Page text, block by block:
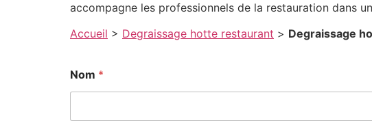
accompagne les professionnels de la restauration dans
Accueil > Degraissage hotte restaurant > Degraissage
Nom *